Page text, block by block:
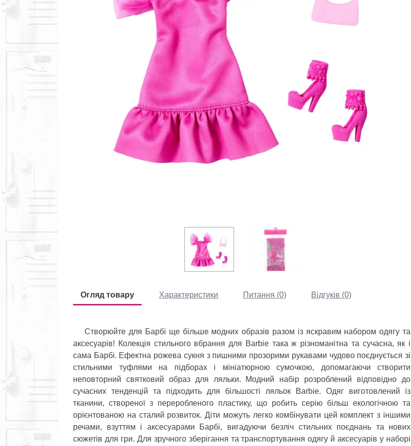
Огляд товару Характеристики Питання (0) Відгуків (0)
Створюйте для Барбі ще більше модних образів разом із яскравим набором одягу та
аксесуарів! Колекція стильного вбрання для Barbie така ж різноманітна та сучасна, як і
сама Барбі. Ефектна рожева сукня з пишними прозорими рукавами чудово поєднується зі
стильними туфлями на підборах і мініатюрною сумочкою, допомагаючи створити
неповторний святковий образ для ляльки. Модний набір розроблений відповідно до
сучасних тенденцій та підходить для більшості ляльок Barbie. Одяг виготовлений із
тканини, створеної з переробленого пластику, що робить серію більш екологічною та
орієнтованою на сталий розвиток. Діти можуть легко комбінувати цей комплект з іншими
речами, взуттям і аксесуарами Барбі, вигадуючи безліч стильних поєднань та нових
сюжетів для гри. Для зручного зберігання та транспортування одягу й аксесуарів у наборі